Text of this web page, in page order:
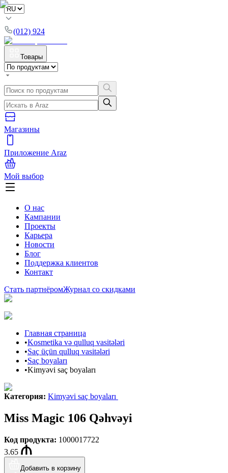
(012) 924
Товары
Магазины
Приложение Araz
Мой выбор
О нас
Кампании
Проекты
Карьера
Новости
Блог
Поддержка клиентов
Контакт
Стать партнёромЖурнал со скидками
Главная страница
•Kosmetika və qulluq vasitələri
•Saç üçün qulluq vasitələri
•Saç boyaları
•Kimyəvi saç boyaları
Категория: Kimyəvi saç boyaları
Miss Magic 106 Qəhvəyi
Код продукта: 1000017722
3.65
Добавить в корзину